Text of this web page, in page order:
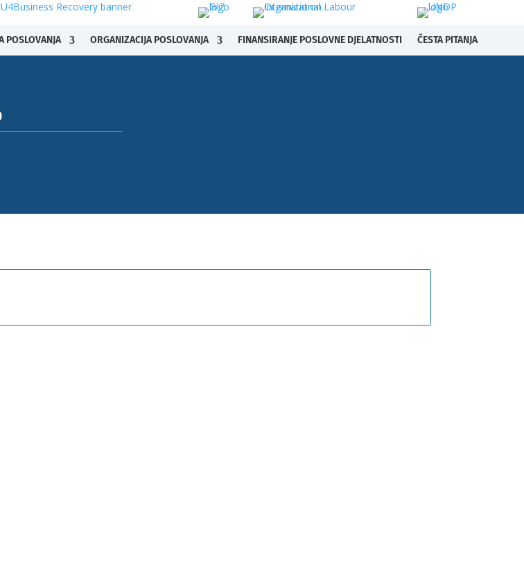
POSLOVANJA ORGANIZACIJA POSLOVANJA FINANSIRANJE POSLOVNE DJELATNOSTI ČESTA PITANJA